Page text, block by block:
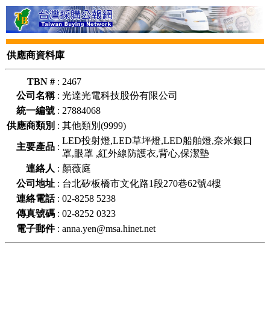
供應商資料庫
TBN # : 2467
公司名稱: 光達光電科技股份有限公司
統一編號 : 27884068
供應商類別 : 其他類別(9999)
主要產品 :
LED投射燈,LED草坪燈,LED船舶燈,奈米銀口
罩,眼罩 ,紅外線防護衣,背心,保潔墊
連絡人 : 顏薇庭
公司地址 : 台北矽板橋市文化路1段270巷62號4樓
連絡電話: 02-8258 5238
傳真號碼 : 02-8252 0323
電子郵件: anna.yen@msa.hinet.net